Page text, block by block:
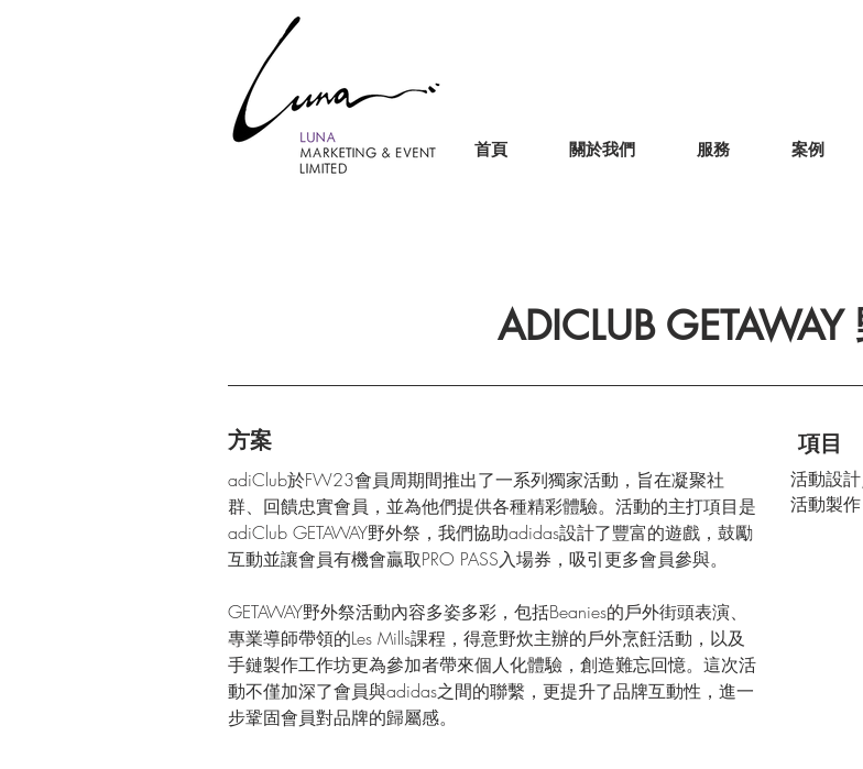
首頁 關於我們 服務 案例
ADICLUB
方案
adiClub於FW23會員周期間推出了一系列獨家活動，旨在凝聚社
群、回饋忠實會員，並為他們提供各種精彩體驗。活動的主打項目是
adiClub GETAWAY​​野外祭，我們協助adidas設計了豐富的遊戲，鼓勵
互動並讓會員有機會贏取PRO PASS入場券，吸引更多會員參與。
GETAWAY野外祭活動內容多姿多彩，包括Beanies的戶外街頭表演、
專業導師帶領的Les Mills課程，得意野炊主辦的戶外烹飪活動，以及
手鏈製作工作坊更為參加者帶來個人化體驗，創造難忘回憶。這次活
動不僅加深了會員與adidas之間的聯繫，更提升了品牌互動性，進一
步鞏固會員對品牌的歸屬感。
項目
活動設
活動製作